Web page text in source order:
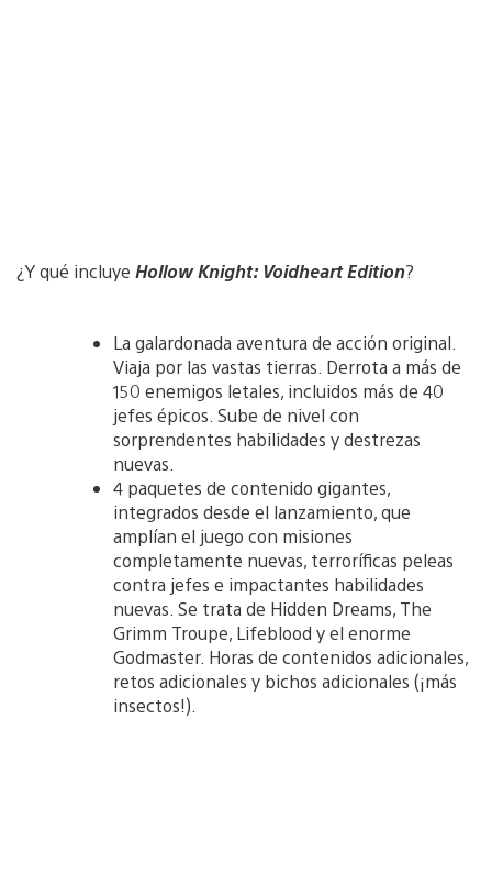
¿Y qué incluye Hollow Knight: Voidheart Edition?
La galardonada aventura de acción original.
Viaja por las vastas tierras. Derrota a más de
150 enemigos letales, incluidos más de 40
jefes épicos. Sube de nivel con
sorprendentes habilidades y destrezas
nuevas.
4 paquetes de contenido gigantes,
integrados desde el lanzamiento, que
amplían el juego con misiones
completamente nuevas, terroríficas peleas
contra jefes e impactantes habilidades
nuevas. Se trata de Hidden Dreams, The
Grimm Troupe, Lifeblood y el enorme
Godmaster. Horas de contenidos adicionales,
retos adicionales y bichos adicionales (¡más
insectos!).